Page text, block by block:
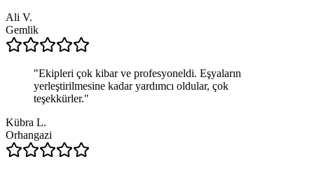
Ali V.
Gemlik
"Ekipleri çok kibar ve profesyoneldi. Eşyaların
yerleştirilmesine kadar yardımcı oldular, çok
teşekkürler."
Kübra L.
Orhangazi